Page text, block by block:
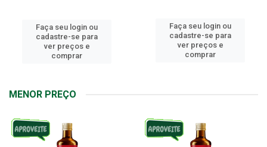
Faça seu login ou
cadastre-se para
ver preços e
comprar
Faça seu login ou
cadastre-se para
ver preços e
comprar
MENOR PREÇO